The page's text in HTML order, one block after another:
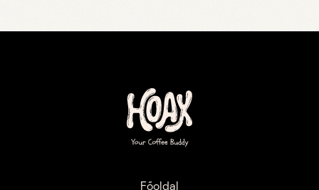
Főoldal